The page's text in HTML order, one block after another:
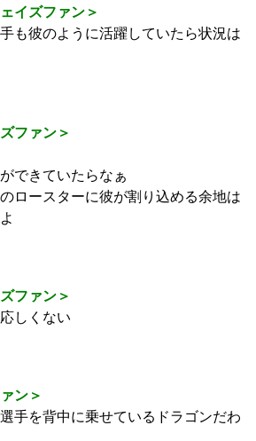
ズファン＞
のように活躍していたら状況は
ファン＞
きていたらなぁ
ースターに彼が割り込める余地は
ファン＞
しくない
ン＞
手を背中に乗せているドラゴンだわ